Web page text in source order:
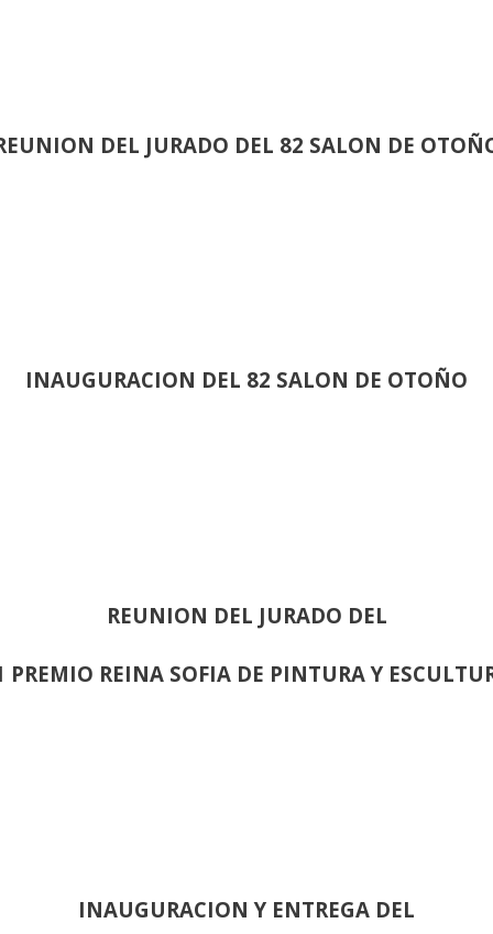
DEL JURADO DEL 82 SALON DE
INAUGURACION DEL 82 SALON DE OTOÑO
REUNION DEL JURADO DEL
PREMIO REINA SOFIA DE PINTURA Y
INAUGURACION Y ENTREGA DEL